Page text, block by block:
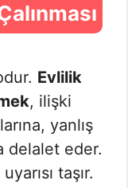
Evlilik
, ilişki
yanlış
delalet eder.
taşır.